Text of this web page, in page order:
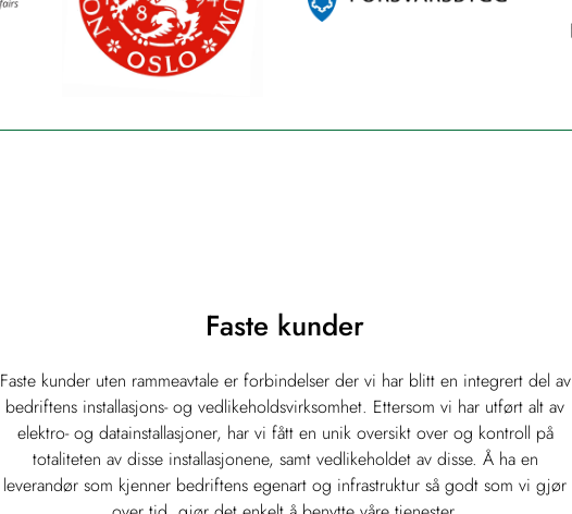
Faste kunder
Faste kunder uten rammeavtale er forbindelser der vi har blitt en integrert del av
bedriftens installasjons- og vedlikeholdsvirksomhet. Ettersom vi har utført alt av
elektro- og datainstallasjoner, har vi fått en unik oversikt over og kontroll på
totaliteten av disse installasjonene, samt vedlikeholdet av disse. Å ha en
leverandør som kjenner bedriftens egenart og infrastruktur så godt som vi gjør